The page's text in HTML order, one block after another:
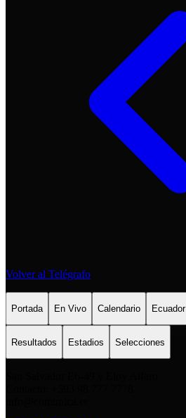
Volver al Telégrafo
Portada En Vivo Calendario Ecuador
Resultados Estadios Selecciones